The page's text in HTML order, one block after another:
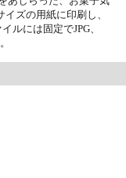
ズの用紙に印刷し、
ルには固定でJPG、